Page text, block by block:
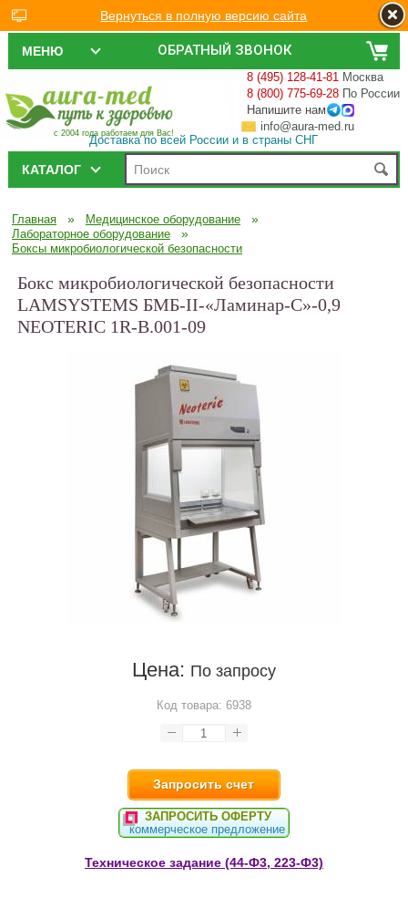
ОБРАТНЫЙ ЗВОНОК
МЕНЮ
с 2004 года работаем для Вас!
8 (495) 128-41-81 Москва
8 (800) 775-69-28 По России
Напишите нам
info@aura-med.ru
Доставка по всей России и в страны СНГ
КАТАЛОГ
Главная » Медицинское оборудование »
Лабораторное оборудование »
Боксы микробиологической безопасности
Бокс микробиологической безопасности
LAMSYSTEMS БМБ-II-«Ламинар-С»-0,9
NEOTERIC 1R-B.001-09
Цена: По запросу
Код товара: 6938
Запросить счет
ЗАПРОСИТЬ ОФЕРТУ
коммерческое предложение
Техническое задание (44-Ф3, 223-Ф3)
Вернуться в полную версию сайта